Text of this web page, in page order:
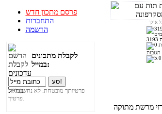
פרסם מתכון חדש
התחברות
הרשמה
לקבלת מתכונים
במייל:
פרטיותך מובטחת. לא נחשוף את
פרטיך.
תגובות